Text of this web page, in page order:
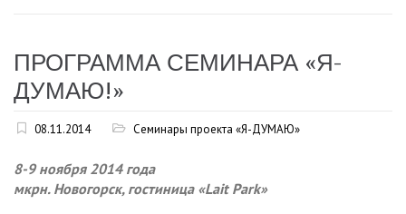
ПРОГРАММА СЕМИНАРА «Я-
ДУМАЮ!»
08.11.2014 Семинары проекта «Я-ДУМАЮ»
8-9 ноября 2014 года
мкрн. Новогорск, гостиница «Lait Park»